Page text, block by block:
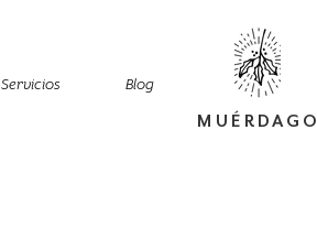
Servicios Blog
MUÉRDAGO